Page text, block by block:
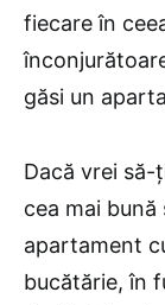
fiecare în
găsi un
Dacă vrei
cea mai
apartament
bucătărie, în